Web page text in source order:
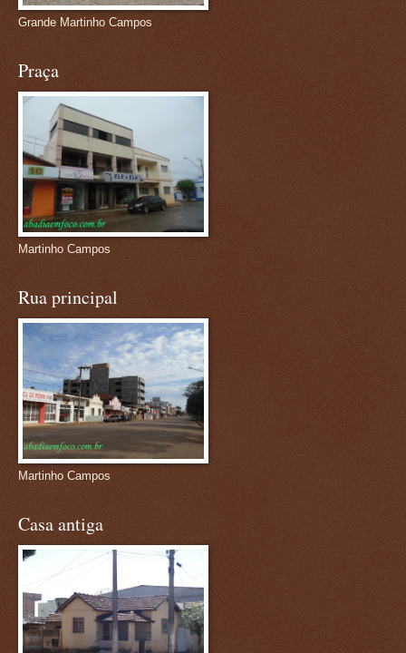
Grande Martinho Campos
Praça
Martinho Campos
Rua principal
Martinho Campos
Casa antiga